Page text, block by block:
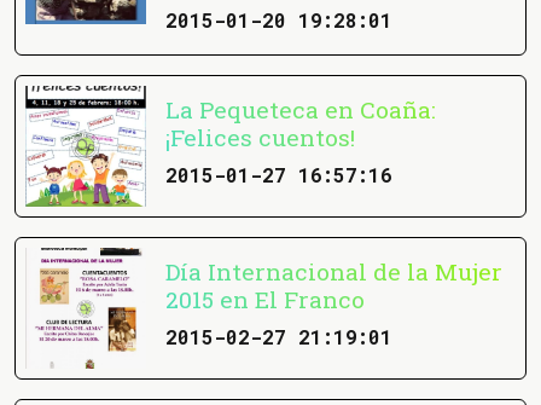
2015-01-20 19:28:01
La Pequeteca en Coaña:
¡Felices cuentos!
2015-01-27 16:57:16
Día Internacional de la Mujer
2015 en El Franco
2015-02-27 21:19:01